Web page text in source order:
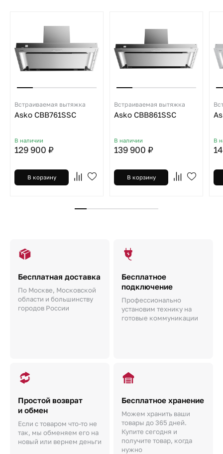
Встраиваемая вытяжка
Asko CBB761SSC
В наличии
129 900 ₽
В корзину
Встраиваемая вытяжка
Asko CBB861SSC
В наличии
139 900 ₽
В корзину
В
Бесплатная доставка
По Москве, Московской
области и большинству
городов России
Бесплатное
подключение
Профессионально
установим технику на
готовые коммуникации
Простой возврат
и обмен
Если с товаром что-то не
так, мы обменяем его на
новый или вернем деньги
Бесплатное хранение
Можем хранить ваши
товары до 365 дней.
Купите сегодня и
получите товар, когда
нужно